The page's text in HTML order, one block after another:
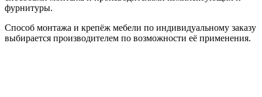
фурнитуры.
Способ монтажа и крепёж мебели по индивидуальному заказу
выбирается производителем по возможности её применения.